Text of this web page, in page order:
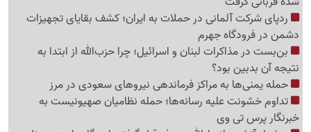
ردپای شرکت آلمانی در حملات به ایران؛ کشف بقایای تجهیزات
دشمن در فرودگاه جهرم
بن‌بست در مذاکرات لبنان و اسرائیل؛ چرا حزب‌الله از ابتدا به
نتیجه آن بدبین بود؟
حمله یمنی‌ها به مراکز فرماندهی نیروهای سعودی در مرز
تداوم خشونت علیه رسانه‌ها؛ حمله نظامیان صهیونیست به
خبرنگار پرس تی وی